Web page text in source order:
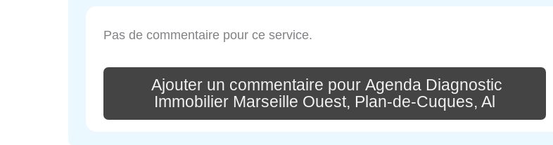
Pas de commentaire pour ce service.
Ajouter un commentaire pour Agenda Diagnostic
Immobilier Marseille Ouest, Plan-de-Cuques, Al